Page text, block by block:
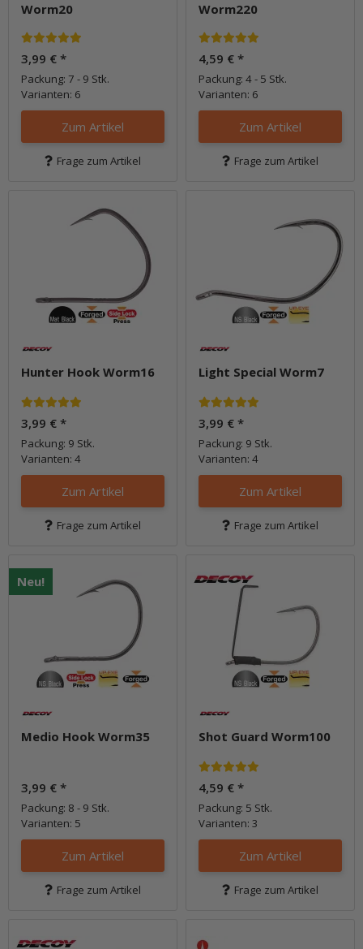
Worm20
3,99 € *
Packung: 7 - 9 Stk.
Varianten: 6
Zum Artikel
Frage zum Artikel
Worm220
4,59 € *
Packung: 4 - 5 Stk.
Varianten: 6
Zum Artikel
Frage zum Artikel
Hunter Hook Worm16
3,99 € *
Packung: 9 Stk.
Varianten: 4
Zum Artikel
Frage zum Artikel
Light Special Worm7
3,99 € *
Packung: 9 Stk.
Varianten: 4
Zum Artikel
Frage zum Artikel
Neu!
Medio Hook Worm35
3,99 € *
Packung: 8 - 9 Stk.
Varianten: 5
Zum Artikel
Frage zum Artikel
Shot Guard Worm100
4,59 € *
Packung: 5 Stk.
Varianten: 3
Zum Artikel
Frage zum Artikel